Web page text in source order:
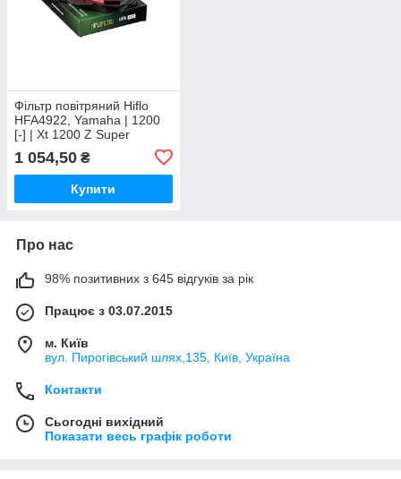
Фільтр повітряний Hiflo
HFA4922, Yamaha | 1200
[-] | Xt 1200 Z Super
(1199Ccm\82Kw\112Hp)
[01\14-]
1 054,50 ₴
Купити
Про нас
98% позитивних з 645 відгуків за рік
Працює з 03.07.2015
м. Київ
вул. Пирогівський шлях,135, Київ, Україна
Контакти
Сьогодні вихідний
Показати весь графік роботи